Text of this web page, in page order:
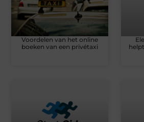
Voordelen van het online
boeken van een privétaxi